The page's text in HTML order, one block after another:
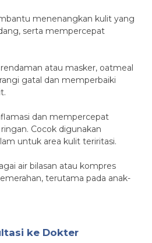
menenangkan kulit yang
serta mempercepat
atau masker, oatmeal
gatal dan memperbaiki
dan mempercepat
Cocok digunakan
untuk area kulit teriritasi.
air bilasan atau kompres
terutama pada anak-
ke Dokter